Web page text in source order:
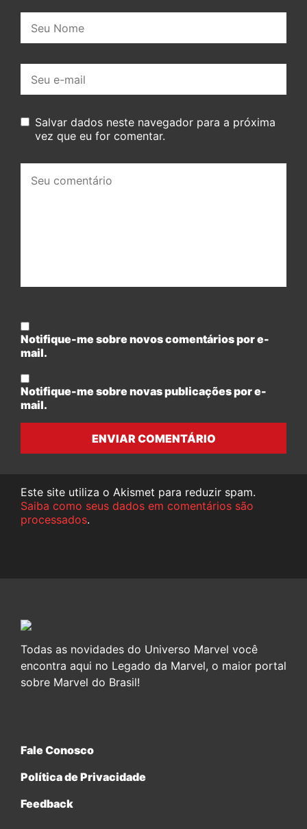
mail:
Salvar dados neste navegador para a próxima
vez que eu for comentar.
comentário:
Notifique-me sobre novos comentários por e-
mail.
Notifique-me sobre novas publicações por e-
mail.
ENVIAR COMENTÁRIO
Este site utiliza o Akismet para reduzir spam.
Saiba como seus dados em comentários são
processados.
Todas as novidades do Universo Marvel você
encontra aqui no Legado da Marvel, o maior portal
sobre Marvel do Brasil!
Fale Conosco
Política de Privacidade
Feedback